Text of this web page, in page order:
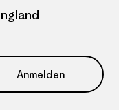
Anmelden